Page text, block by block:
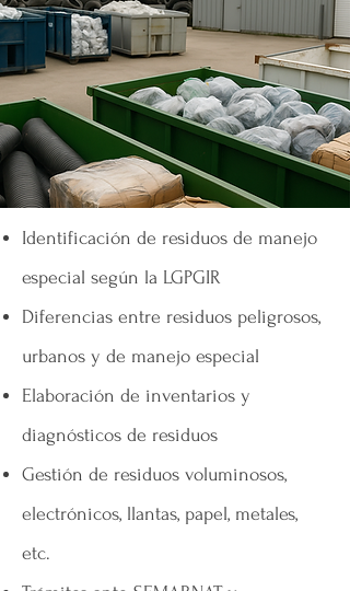
Identificación de residuos de manejo
especial según la LGPGIR
Diferencias entre residuos peligrosos,
urbanos y de manejo especial
Elaboración de inventarios y
diagnósticos de residuos
Gestión de residuos voluminosos,
electrónicos, llantas, papel, metales,
etc.